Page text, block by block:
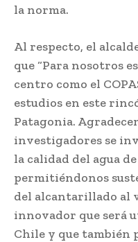
la norma.
Al respecto, el
que “Para nosotros
centro como el
estudios en este
Patagonia.
investigadores se
la calidad del agua
permitiéndonos
del alcantarillado al
innovador que será
Chile y que también